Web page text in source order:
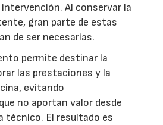
Al conservar la
gran parte de estas
de ser necesarias.
permite destinar la
las prestaciones y la
evitando
no aportan valor desde
técnico. El resultado es